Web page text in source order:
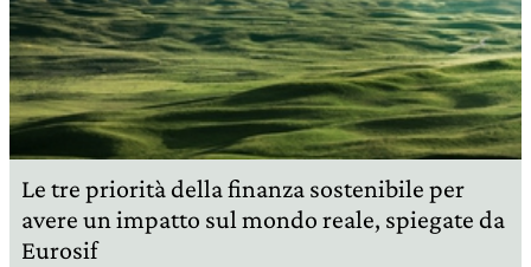
Le tre priorità della finanza sostenibile per
avere un impatto sul mondo reale, spiegate da
Eurosif